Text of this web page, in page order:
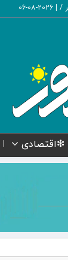
|
2026-08-06
❇اقتصادی